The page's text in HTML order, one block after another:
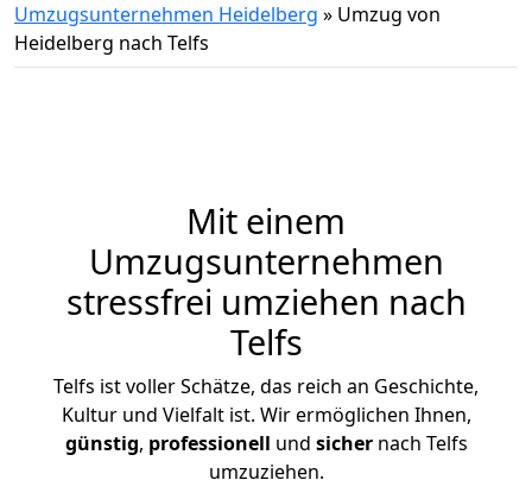
Umzugsunternehmen Heidelberg » Umzug von
Heidelberg nach Telfs
Mit einem
Umzugsunternehmen
stressfrei umziehen nach
Telfs
Telfs ist voller Schätze, das reich an Geschichte,
Kultur und Vielfalt ist. Wir ermöglichen Ihnen,
günstig, professionell und sichernach Telfs
umzuziehen.